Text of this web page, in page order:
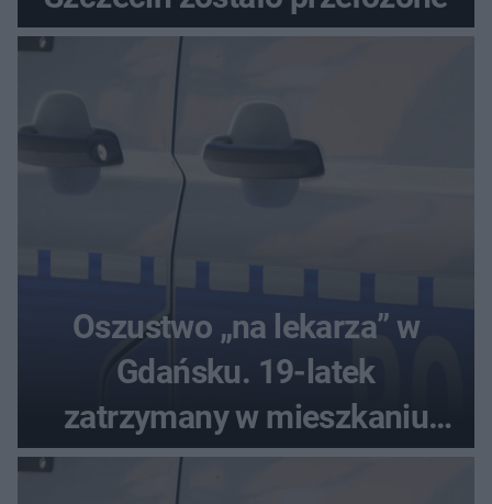
Oszustwo „na lekarza” w
Gdańsku. 19-latek
zatrzymany w mieszkaniu
seniora